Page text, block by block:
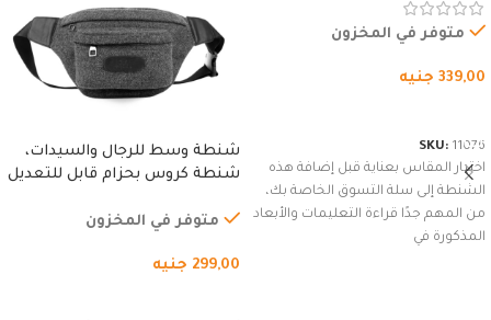
وسوستة.
متوفر في المخزون
339,00 جنيه
SKU: 11076
اختيار المقاس بعناية قبل إضافة هذه
الشنطة إلى سلة التسوق الخاصة بك،
من المهم جدًا قراءة التعليمات والأبعاد
المذكورة في
شنطة وسط للرجال والسيدات،
شنطة كروس بحزام قابل للتعديل
السفر، الجري العادي، المشي
(رمادي)
متوفر في المخزون
299,00 جنيه